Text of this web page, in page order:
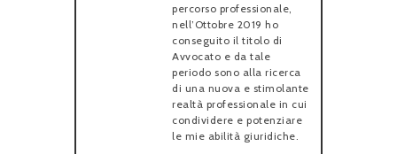
percorso professionale,
nell’Ottobre 2019 ho
conseguito il titolo di
Avvocato e da tale
periodo sono alla ricerca
di una nuova e stimolante
realtà professionale in cui
condividere e potenziare
le mie abilità giuridiche.